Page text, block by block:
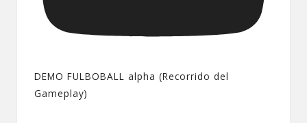
DEMO FULBOBALL alpha (Recorrido del
Gameplay)